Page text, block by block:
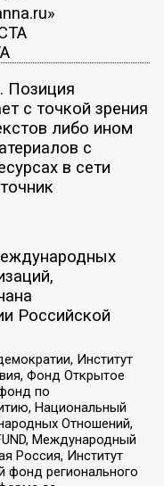
Позиция
с точкой зрения
либо ином
с
в сети
Российской
Институт
Фонд Открытое
по
Национальный
Отношений,
Международный
Россия, Институт
фонд регионального